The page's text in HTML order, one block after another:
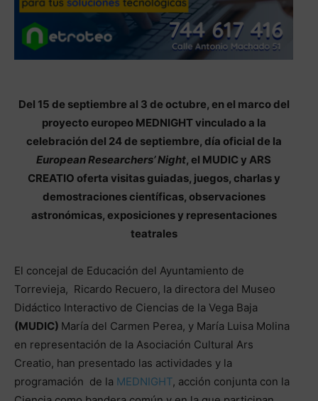
Del 15 de septiembre al 3 de octubre, en el marco del
proyecto europeo MEDNIGHT vinculado a la
celebración del 24 de septiembre, día oficial de la
European Researchers’ Night, el MUDIC y ARS
CREATIO oferta visitas guiadas, juegos, charlas y
demostraciones científicas, observaciones
astronómicas, exposiciones y representaciones
teatrales
El concejal de Educación del Ayuntamiento de
Torrevieja, Ricardo Recuero, la directora del Museo
Didáctico Interactivo de Ciencias de la Vega Baja
(MUDIC) María del Carmen Perea, y María Luisa Molina
en representación de la Asociación Cultural Ars
Creatio, han presentado las actividades y la
programación de la MEDNIGHT, acción conjunta con la